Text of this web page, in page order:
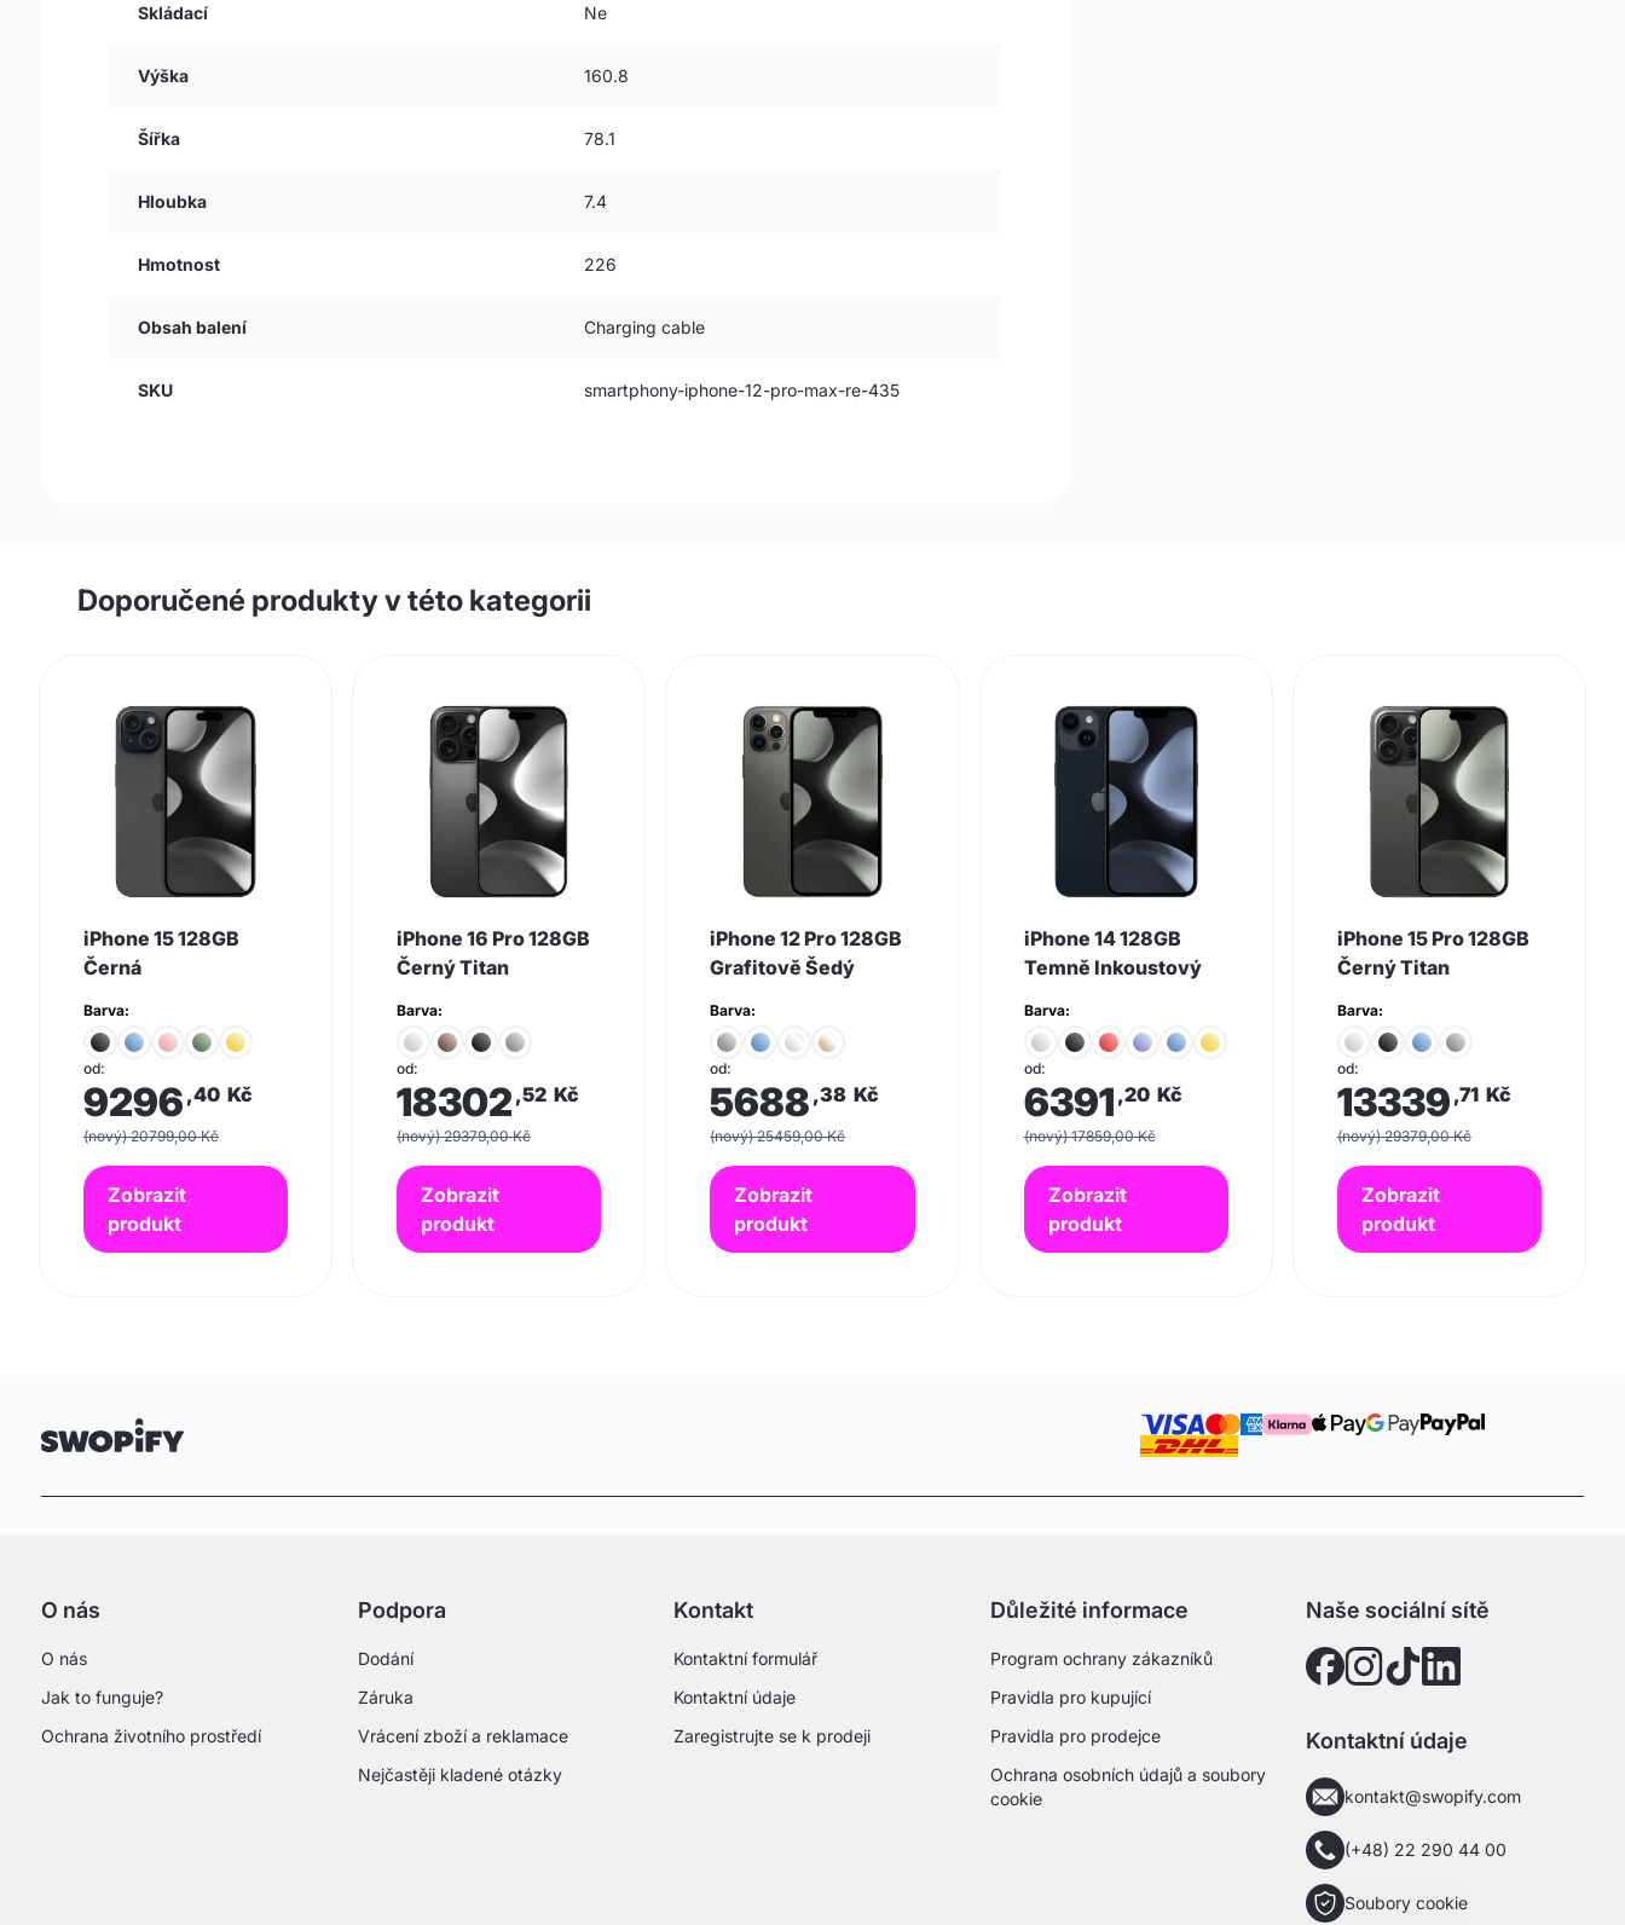
Skládací Ne
Výška 160.8
Šířka 78.1
Hloubka 7.4
Hmotnost 226
Obsah balení Charging cable
SKU smartphony-iphone-12-pro-max-re-435
Doporučené produkty v této kategorii
iPhone 15 128GB
Černá
Barva:
od:
9296 ,40 Kč
(nový) 20799,00 Kč
Zobrazit
produkt
iPhone 16 Pro 128GB
Černý Titan
Barva:
od:
18302 ,52 Kč
(nový) 29379,00 Kč
Zobrazit
produkt
iPhone 12 Pro 128GB
Grafitově Šedý
Barva:
od:
5688 ,38 Kč
(nový) 25459,00 Kč
Zobrazit
produkt
iPhone 14 128GB
Temně Inkoustový
Barva:
od:
6391 ,20 Kč
(nový) 17859,00 Kč
Zobrazit
produkt
iPhone 15 Pro 128GB
Černý Titan
Barva:
od:
13339 ,71 Kč
(nový) 29379,00 Kč
Zobrazit
produkt
O nás
O nás
Jak to funguje?
Ochrana životního prostředí
Podpora
Dodání
Záruka
Vrácení zboží a reklamace
Nejčastěji kladené otázky
Kontakt
Kontaktní formulář
Kontaktní údaje
Zaregistrujte se k prodeji
Důležité informace
Program ochrany zákazníků
Pravidla pro kupující
Pravidla pro prodejce
Ochrana osobních údajů a soubory
cookie
Naše sociální sítě
Kontaktní údaje
kontakt@swopify.com
(+48) 22 290 44 00
Soubory cookie